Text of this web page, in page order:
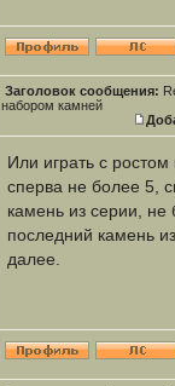
Заголовок сообщения:
набором камней
Или играть с ростом
сперва не более 5,
камень из серии, не
последний камень
далее.